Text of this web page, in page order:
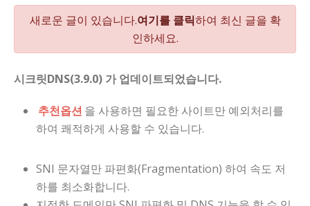
새로운 글이 있습니다.여기를 클릭하여 최신 글을 확
인하세요.
시크릿DNS(3.9.0) 가 업데이트되었습니다.
추천옵션 을 사용하면 필요한 사이트만 예외처리를
하여 쾌적하게 사용할 수 있습니다.
SNI 문자열만 파편화(Fragmentation) 하여 속도 저
하를 최소화합니다.